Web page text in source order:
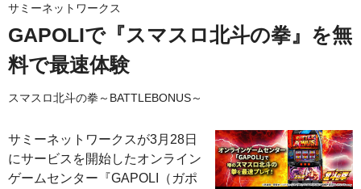
サミーネットワークス
GAPOLIで『スマスロ北斗の拳』を無
料で最速体験
スマスロ北斗の拳～BATTLEBONUS～
サミーネットワークスが3月28日
にサービスを開始したオンライン
ゲームセンター『GAPOLI（ガポ